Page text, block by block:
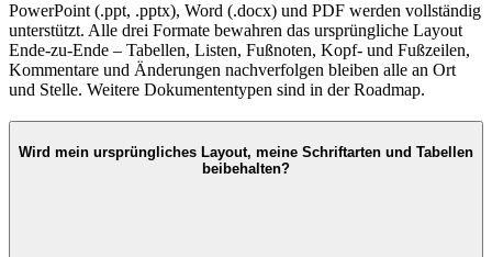
PowerPoint (.ppt, .pptx), Word (.docx) und PDF werden vollständig
unterstützt. Alle drei Formate bewahren das ursprüngliche Layout
Ende-zu-Ende – Tabellen, Listen, Fußnoten, Kopf- und Fußzeilen,
Kommentare und Änderungen nachverfolgen bleiben alle an Ort
und Stelle. Weitere Dokumententypen sind in der Roadmap.
Wird mein ursprüngliches Layout, meine Schriftarten und Tabellen
beibehalten?